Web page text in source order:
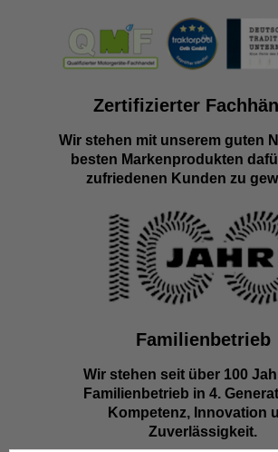
Zertifizierter
Wir stehen mit unserem guten
besten Markenprodukten
zufriedenen Kunden zu
Familienbetrieb
Wir stehen seit über 100
Familienbetrieb in 4.
Kompetenz, Innovation
Zuverlässigkeit.